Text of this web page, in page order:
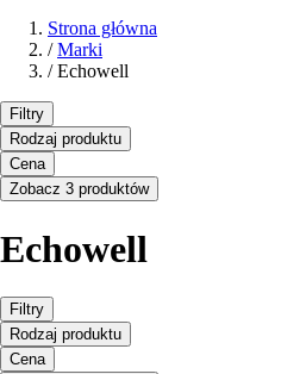
Strona główna
/ Marki
/ Echowell
Filtry
Rodzaj produktu
Cena
Zobacz 3 produktów
Echowell
Filtry
Rodzaj produktu
Cena